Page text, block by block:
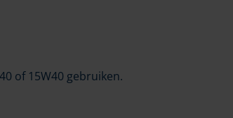
of 15W40 gebruiken.